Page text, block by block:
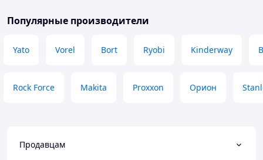
Популярные производители
Yato Vorel Bort Ryobi Kinderway
Rock Force Makita Proxxon Орион
Продавцам